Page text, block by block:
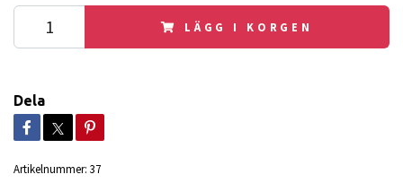
LÄGG I KORGEN
Dela
Artikelnummer: 37